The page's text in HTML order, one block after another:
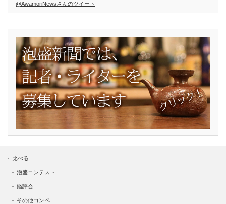
@AwamoriNewsさんのツイート
比べる
泡盛コンテスト
鑑評会
その他コンペ